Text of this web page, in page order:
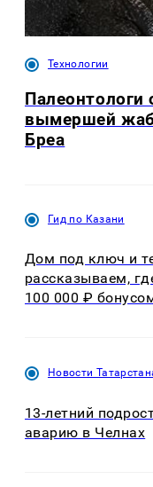
Технологии
вымершей
Бреа
Гид по Казани
Дом под ключ и
рассказываем,
100 000 ₽
Новости
13-летний
аварию в Челнах